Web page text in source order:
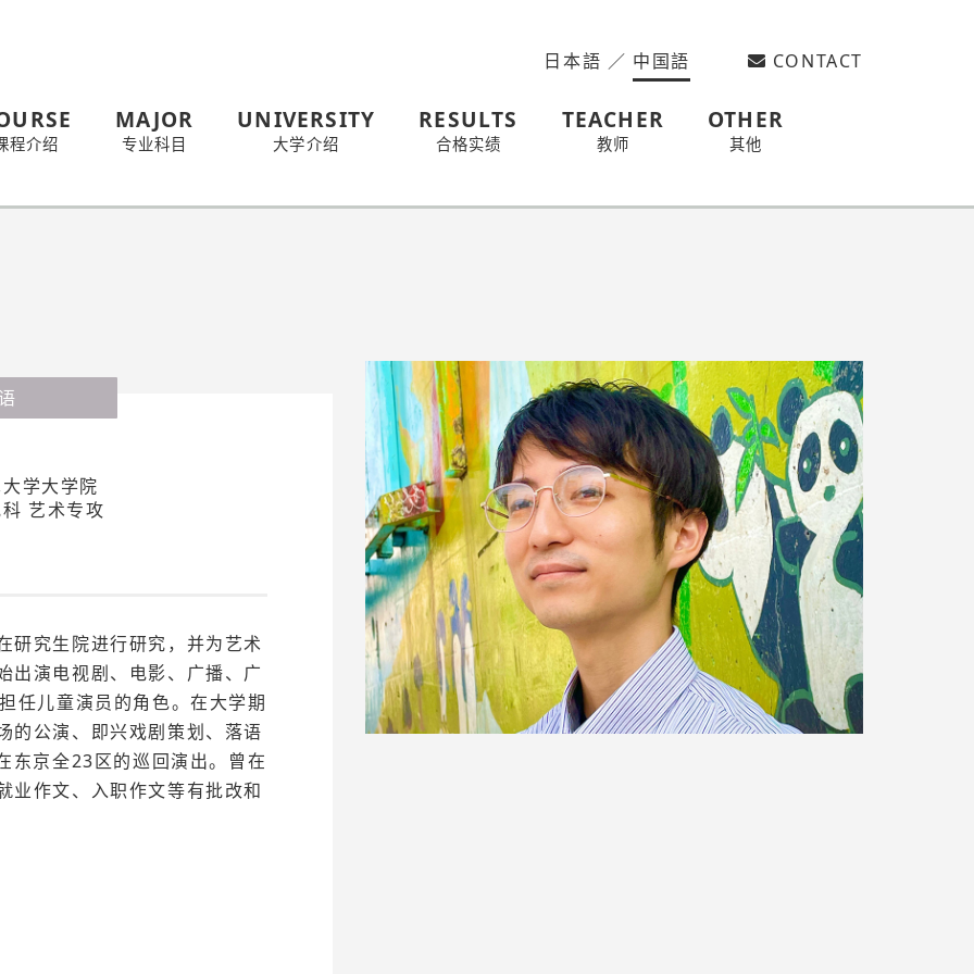
日本語 ／ 中国語 CONTACT
程介绍
MAJOR
专业科目
UNIVERSITY
大学介绍
RESULTS
合格实绩
TEACHER
教师
OTHER
其他
学大学院
艺术专攻
研究生院进行研究，并为艺术
出演电视剧、电影、广播、广
任儿童演员的角色。在大学期
的公演、即兴戏剧策划、落语
东京全23区的巡回演出。曾在
业作文、入职作文等有批改和